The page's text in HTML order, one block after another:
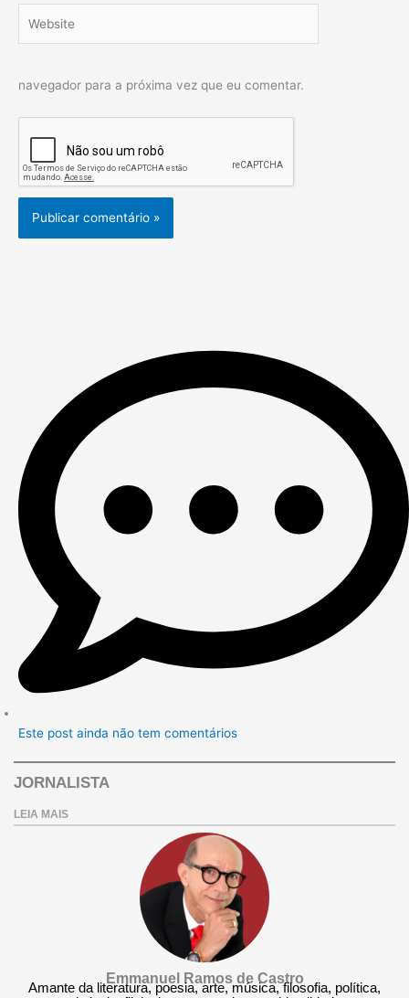
navegador para a próxima vez que eu comentar.
Este post ainda não tem comentários
JORNALISTA
LEIA MAIS
Emmanuel Ramos de Castro
Amante da literatura, poesia, arte, música, filosofia, política,